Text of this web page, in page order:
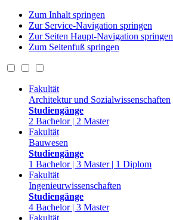
Zum Inhalt springen
Zur Service-Navigation springen
Zur Seiten Haupt-Navigation springen
Zum Seitenfuß springen
Fakultät
Architektur und Sozialwissenschaften
Studiengänge
2 Bachelor | 2 Master
Fakultät
Bauwesen
Studiengänge
1 Bachelor | 3 Master | 1 Diplom
Fakultät
Ingenieurwissenschaften
Studiengänge
4 Bachelor | 3 Master
Fakultät